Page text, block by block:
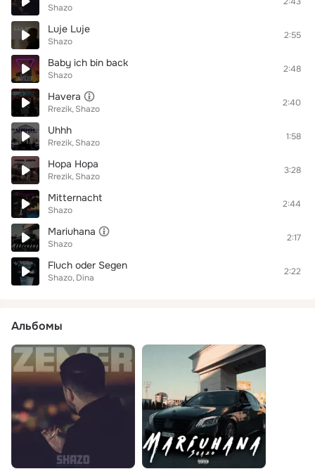
Shazo
Luje Luje
Shazo
2:55
Baby ich bin back
Shazo
2:48
Havera
Rrezik Shazo
2:40
Uhhh
Rrezik Shazo
1:58
Hopa Hopa
Rrezik Shazo
3:28
Mitternacht
Shazo
2:44
Mariuhana
Shazo
2:17
Fluch oder Segen
Shazo Dina
2:22
Альбомы